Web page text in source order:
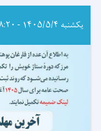
خروجی
(ایگزیت)
علوم
صحی
مربوط
وزارت
صحت
عامه!
یکشنبه ۱۴۰۵/۵/۴ - ۸:۲۰